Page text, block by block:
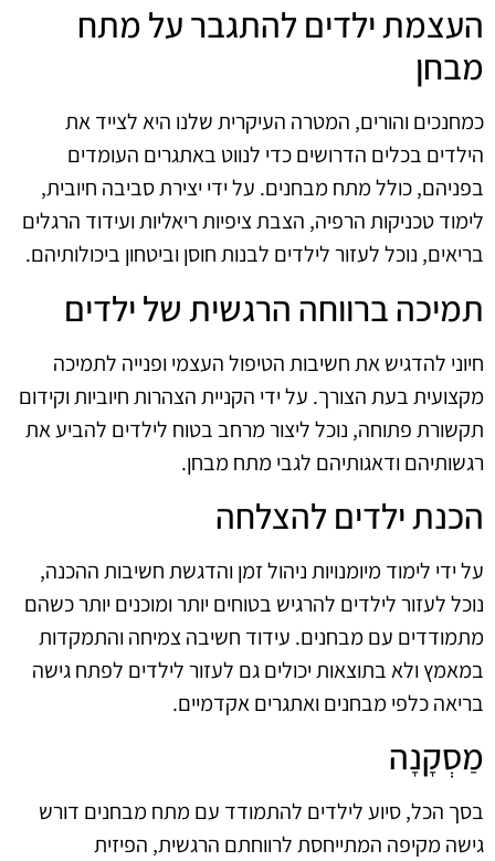
העצמת ילדים להתגבר על מתח
מבחן
כמחנכים והורים, המטרה העיקרית שלנו היא לצייד את
הילדים בכלים הדרושים כדי לנווט באתגרים העומדים
בפניהם, כולל מתח מבחנים. על ידי יצירת סביבה חיובית,
לימוד טכניקות הרפיה, הצבת ציפיות ריאליות ועידוד הרגלים
בריאים, נוכל לעזור לילדים לבנות חוסן וביטחון ביכולותיהם.
תמיכה ברווחה הרגשית של ילדים
חיוני להדגיש את חשיבות הטיפול העצמי ופנייה לתמיכה
מקצועית בעת הצורך. על ידי הקניית הצהרות חיוביות וקידום
תקשורת פתוחה, נוכל ליצור מרחב בטוח לילדים להביע את
רגשותיהם ודאגותיהם לגבי מתח מבחן.
הכנת ילדים להצלחה
על ידי לימוד מיומנויות ניהול זמן והדגשת חשיבות ההכנה,
נוכל לעזור לילדים להרגיש בטוחים יותר ומוכנים יותר כשהם
מתמודדים עם מבחנים. עידוד חשיבה צמיחה והתמקדות
במאמץ ולא בתוצאות יכולים גם לעזור לילדים לפתח גישה
בריאה כלפי מבחנים ואתגרים אקדמיים.
מַסְקָנָה
בסך הכל, סיוע לילדים להתמודד עם מתח מבחנים דורש
גישה מקיפה המתייחסת לרווחתם הרגשית, הפיזית